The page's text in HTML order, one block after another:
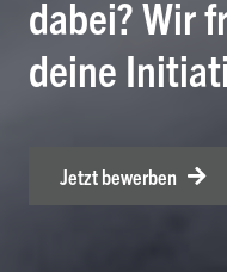
dabei? Wir
deine
Jetzt bewerben